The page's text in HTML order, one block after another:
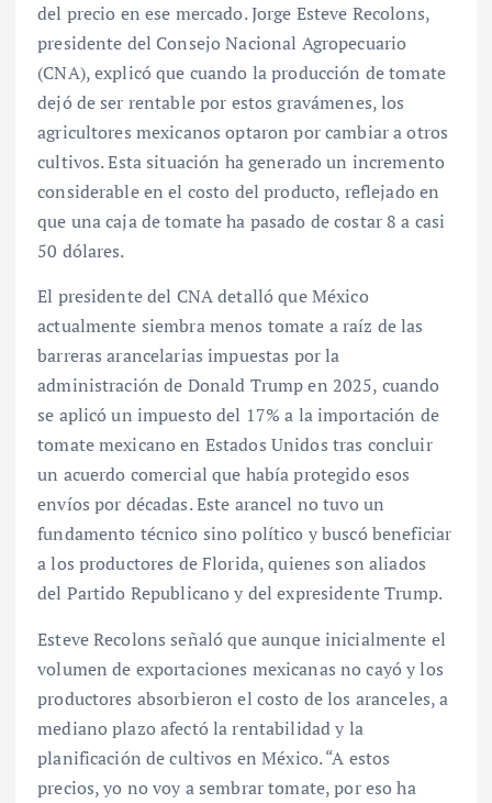
del precio en ese mercado. Jorge Esteve Recolons,
presidente del Consejo Nacional Agropecuario
(CNA), explicó que cuando la producción de tomate
dejó de ser rentable por estos gravámenes, los
agricultores mexicanos optaron por cambiar a otros
cultivos. Esta situación ha generado un incremento
considerable en el costo del producto, reflejado en
que una caja de tomate ha pasado de costar 8 a casi
50 dólares.
El presidente del CNA detalló que México
actualmente siembra menos tomate a raíz de las
barreras arancelarias impuestas por la
administración de Donald Trump en 2025, cuando
se aplicó un impuesto del 17% a la importación de
tomate mexicano en Estados Unidos tras concluir
un acuerdo comercial que había protegido esos
envíos por décadas. Este arancel no tuvo un
fundamento técnico sino político y buscó beneficiar
a los productores de Florida, quienes son aliados
del Partido Republicano y del expresidente Trump.
Esteve Recolons señaló que aunque inicialmente el
volumen de exportaciones mexicanas no cayó y los
productores absorbieron el costo de los aranceles, a
mediano plazo afectó la rentabilidad y la
planificación de cultivos en México. “A estos
precios, yo no voy a sembrar tomate, por eso ha